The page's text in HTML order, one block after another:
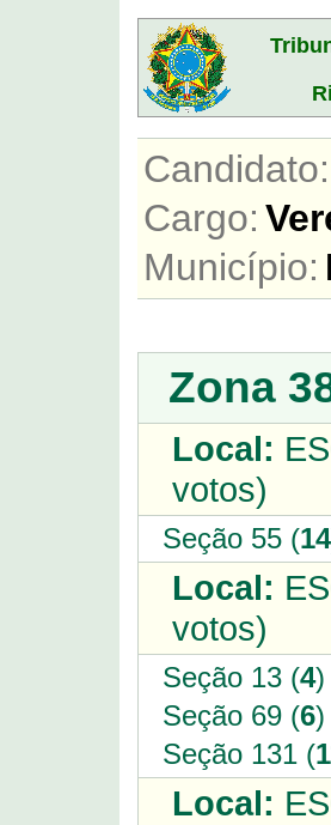
Candidato:
Cargo:
Município:
Zona
Local:
votos)
Seção 55 (14
Local:
votos)
Seção 13 (4)
Seção 69 (6)
Seção 131 (
Local: